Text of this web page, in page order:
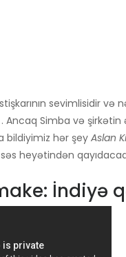
sevimlisidir və
. Ancaq Simba və
bildiyimiz hər şey Aslan
heyətindən
İndiyə